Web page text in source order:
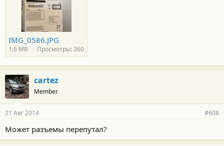
IMG_0586.JPG
1,6 MB Просмотры: 360
cartez
Member
21 Авг 2014 #608
Может разъемы перепутал?